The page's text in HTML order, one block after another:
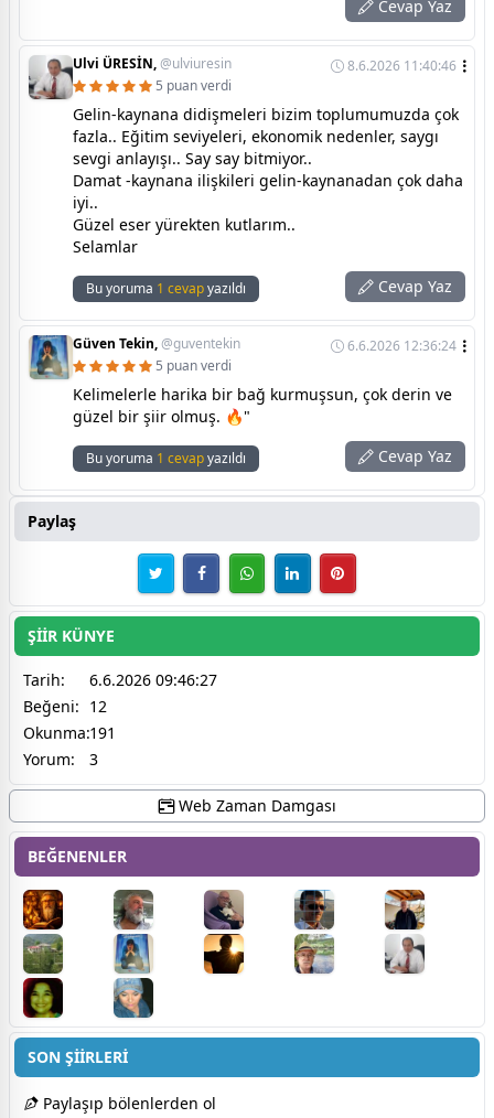
Cevap Yaz
Ulvi ÜRESİN,@ulviuresin
8.6.2026 11:40:46
5 puan verdi
Gelin-kaynana didişmeleri bizim toplumumuzda çok
fazla.. Eğitim seviyeleri, ekonomik nedenler, saygı
sevgi anlayışı.. Say say bitmiyor..
Damat -kaynana ilişkileri gelin-kaynanadan çok daha
iyi..
Güzel eser yürekten kutlarım..
Selamlar
Bu yoruma 1 cevapyazıldı Cevap Yaz
Güven Tekin,@guventekin
6.6.2026 12:36:24
5 puan verdi
Kelimelerle harika bir bağ kurmuşsun, çok derin ve
güzel bir şiir olmuş. 🔥"
Bu yoruma 1 cevapyazıldı Cevap Yaz
Paylaş
ŞİİR KÜNYE
Tarih:
6.6.2026 09:46:27
Beğeni: 12
Okunma:191
Yorum:
3
Web Zaman Damgası
BEĞENENLER
SON ŞİİRLERİ
Paylaşıp bölenlerden ol